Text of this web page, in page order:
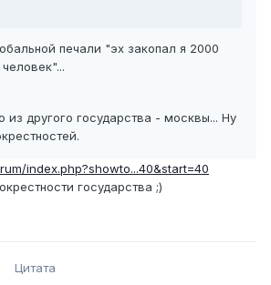
печали "эх закопал я 2000
другого государства - москвы... Ну
index.php?showto...40&start=40
государства ;)
Цитата